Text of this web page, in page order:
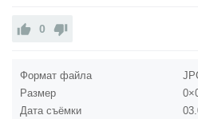
0
Формат файла
Размер
Дата съёмки